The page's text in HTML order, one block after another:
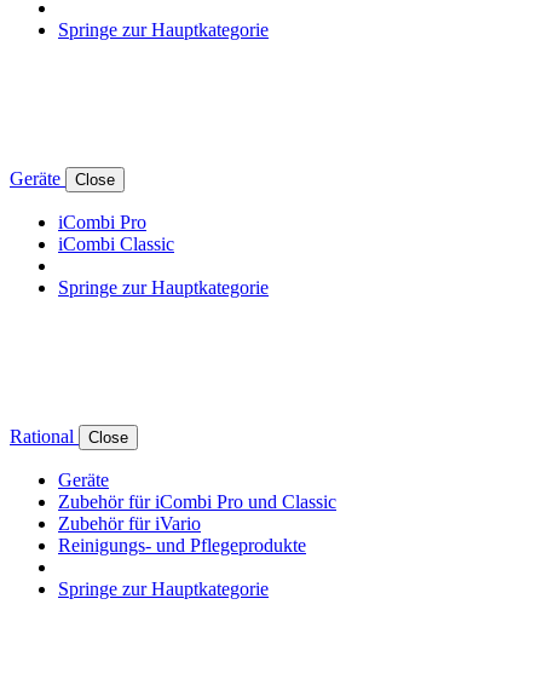
Springe zur Hauptkategorie
Geräte Close
iCombi Pro
iCombi Classic
Springe zur Hauptkategorie
Rational Close
Geräte
Zubehör für iCombi Pro und Classic
Zubehör für iVario
Reinigungs- und Pflegeprodukte
Springe zur Hauptkategorie